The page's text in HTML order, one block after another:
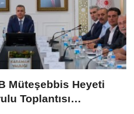
Müteşebbis Heyeti
Toplantısı